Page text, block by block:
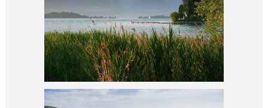
GALLERY 2